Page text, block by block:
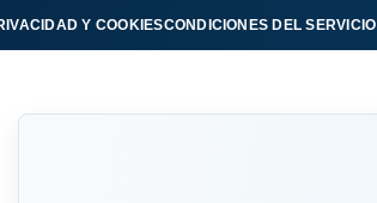
Y COOKIESCONDICIONES DEL SERVICIO